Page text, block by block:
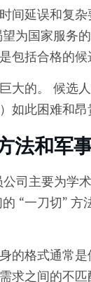
间延误和复
为国家服务
包括合格的候
大的。 候选
如此困难和
法和军
公司主要为学
“一刀切”
的格式通常
求之间的不匹